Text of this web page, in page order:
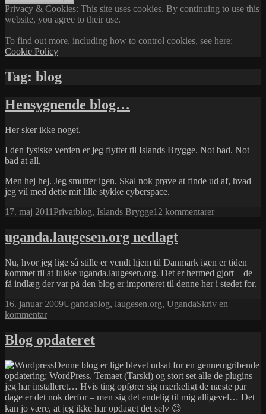
Privacy & Cookies: This site uses cookies. By continuing to use this
website, you agree to their use.
To find out more, including how to control cookies, see here:
Cookie Policy
Tag: blog
Hensygnende blog…
Her sker ikke noget.
I den fysiske verden er jeg flyttet til Islands Brygge. Not bad. Not
bad at all.
Men hej hej. Jeg smutter igen. Skal nok prøve at finde ud af, hvad
jeg vil med dette mit lille stykke cyberspace.
Udgivet
17. maj 2011Kategorier
PrivatTags
blog, Islands Brygge12 kommentarertil
uganda.laugesen.org nedlagt
Nu, hvor jeg lige så stille er vendt hjem til Danmark igen er tiden
kommet til at lukke uganda.laugesen.org. Det er hermed gjort – de
få indlæg der var på den blog er importeret til denne her i stedet for.
Udgivet
i
16. januar 2009Kategorier
UgandaTags
blog, laugesen.org, UgandaSkriv en
kommentartil
nedlagt
Blog opdateret
Denne blog er lige blevet udsat for en gennemgribende
opdatering; WordPress, Temaet (Tarski) og stort set alle de plugins
jeg har installeret… Hvis ting opfører sig mærkeligt de næste par
dage er det nok derfor – men sig det endelig til mig alligevel… Det
kan jo være, at jeg ikke har opdaget det selv 😉